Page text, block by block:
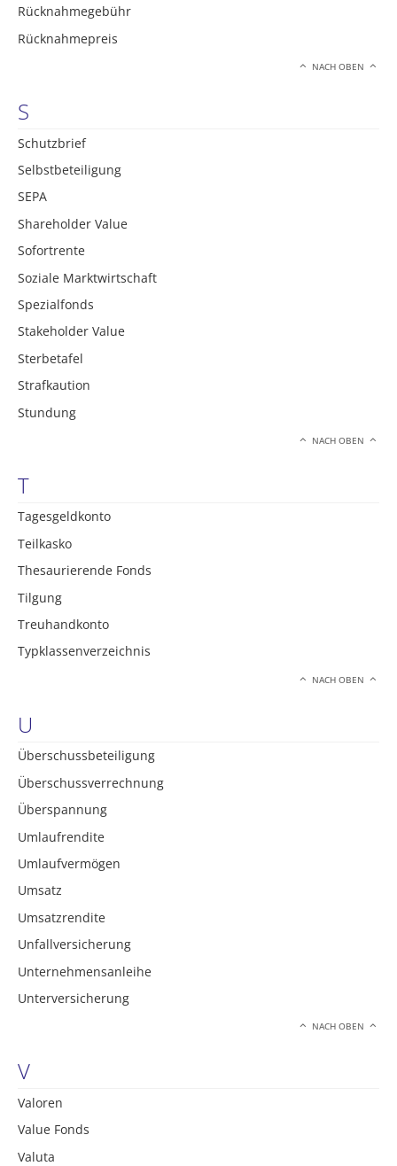
Rücknahmegebühr
Rücknahmepreis
NACH OBEN
S
Schutzbrief
Selbstbeteiligung
SEPA
Shareholder Value
Sofortrente
Soziale Marktwirtschaft
Spezialfonds
Stakeholder Value
Sterbetafel
Strafkaution
Stundung
NACH OBEN
T
Tagesgeldkonto
Teilkasko
Thesaurierende Fonds
Tilgung
Treuhandkonto
Typklassenverzeichnis
NACH OBEN
U
Überschussbeteiligung
Überschussverrechnung
Überspannung
Umlaufrendite
Umlaufvermögen
Umsatz
Umsatzrendite
Unfallversicherung
Unternehmensanleihe
Unterversicherung
NACH OBEN
V
Valoren
Value Fonds
Valuta